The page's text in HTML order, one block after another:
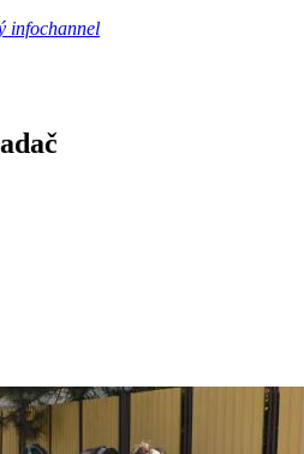
infochannel